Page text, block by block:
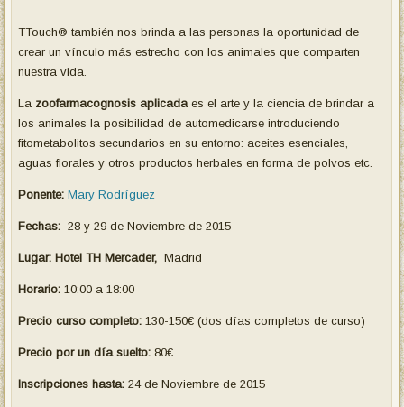
TTouch® también nos brinda a las personas la oportunidad de
crear un vínculo más estrecho con los animales que comparten
nuestra vida.
La zoofarmacognosis aplicadaes el arte y la ciencia de brindar a
los animales la posibilidad de automedicarse introduciendo
fitometabolitos secundarios en su entorno: aceites esenciales,
aguas florales y otros productos herbales en forma de polvos etc.
Ponente:Mary Rodríguez
Fechas: 28 y 29 de Noviembre de 2015
Lugar: Hotel TH Mercader, Madrid
Horario: 10:00 a 18:00
Precio curso completo: 130-150€ (dos días completos de curso)
Precio por un día suelto:80€
Inscripciones hasta: 24 de Noviembre de 2015